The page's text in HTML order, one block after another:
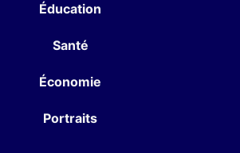
Éducation
Santé
Économie
Portraits